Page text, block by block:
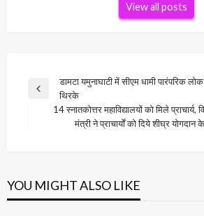
View all posts
Post
navigation
Previous
डामटा यमुनाघाटी में सीएम धामी पारंपरिक
थिरके
14 स्नातकोत्तर महाविद्यालयों को मिले प्राचार्य,
मंत्री ने प्राचार्यों को दिये शीघ्र योगदान
YOU MIGHT ALSO LIKE